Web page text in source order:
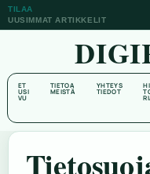
TILAA
UUSIMMAT ARTIKKELIT
ET
USI
VU
TIETOA
MEISTÄ
YHTEYS
TIEDOT